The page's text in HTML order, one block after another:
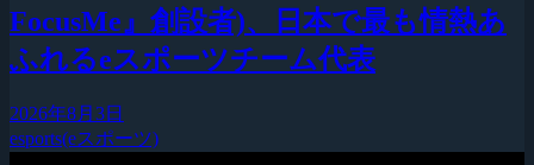
FocusMe』創設者)、日本で最も情熱あ
ふれるeスポーツチーム代表
2026年8月3日
esports(eスポーツ)